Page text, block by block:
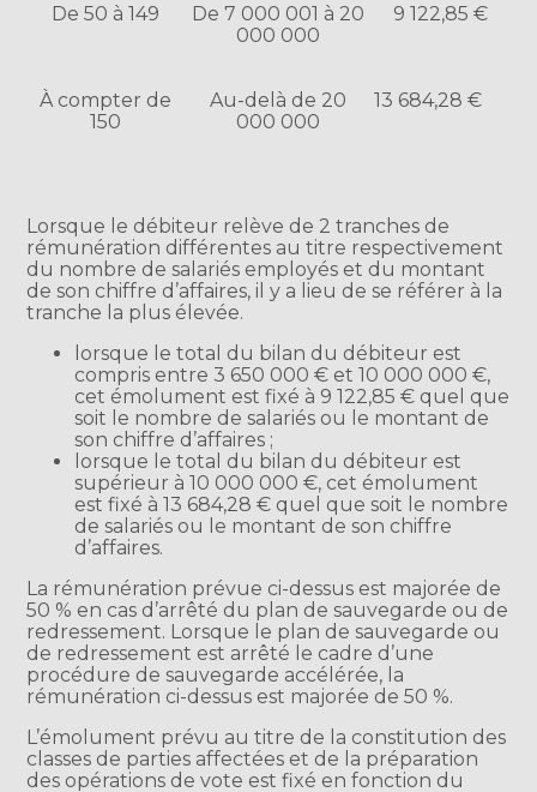
De 50 à 149
De 7 000 001 à 20
000 000
9 122,85 €
À compter de
150
Au-delà de 20
000 000
13 684,28 €
Lorsque le débiteur relève de 2 tranches de
rémunération différentes au titre respectivement
du nombre de salariés employés et du montant
de son chiffre d’affaires, il y a lieu de se référer à la
tranche la plus élevée.
lorsque le total du bilan du débiteur est
compris entre 3 650 000 € et 10 000 000 €,
cet émolument est fixé à 9 122,85 € quel que
soit le nombre de salariés ou le montant de
son chiffre d’affaires ;
lorsque le total du bilan du débiteur est
supérieur à 10 000 000 €, cet émolument
est fixé à 13 684,28 € quel que soit le nombre
de salariés ou le montant de son chiffre
d’affaires.
La rémunération prévue ci-dessus est majorée de
50 % en cas d’arrêté du plan de sauvegarde ou de
redressement. Lorsque le plan de sauvegarde ou
de redressement est arrêté le cadre d’une
procédure de sauvegarde accélérée, la
rémunération ci-dessus est majorée de 50 %.
L’émolument prévu au titre de la constitution des
classes de parties affectées et de la préparation
des opérations de vote est fixé en fonction du